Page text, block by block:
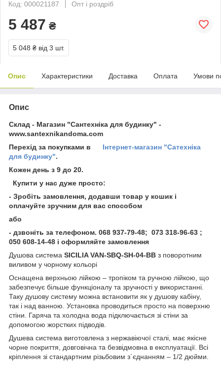
Код: 000021187
Опт і роздріб
5 487 ₴
5 048 ₴ від 3 шт.
Опис Характеристики Доставка Оплата Умови
Опис
Склад - Магазин "Сантехніка для будинку" -
www.santexnikandoma.com
Перехід за покупками в Інтернет-магазин "Сатехніка
для будинку".
Кожен день з 9 до 20.
Купити у нас дуже просто:
- Зробіть замовлення, додавши товар у кошик і
оплачуйте зручним для вас способом
або
- дзвоніть за телефоном. 068 937-79-48; 073 318-96-63 ;
050 608-14-48 і оформляйте замовлення
Душова система SICILIA VAN-SBQ-SH-04-BB з поворотним
виливом у чорному кольорі
Оснащена верхньою лійкою – тропіком та ручною лійкою, що
забезпечує більше функціоналу та зручності у використанні.
Таку душову систему можна встановити як у душову кабіну,
так і над ванною. Установка проводиться просто на поверхню
стіни. Гаряча та холодна вода підключається зі стіни за
допомогою жорстких підводів.
Душева система виготовлена з нержавіючої сталі, має якісне
чорне покриття, довговічна та безвідмовна в експлуатації. Всі
кріплення зі стандартним різьбовим з`єднанням – 1/2 дюйми.